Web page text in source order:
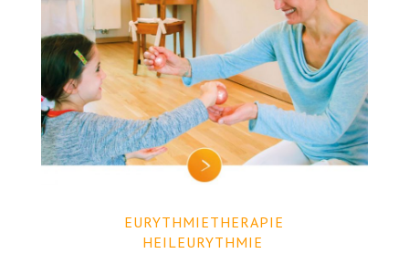
EURYTHMIETHERAPIE
HEILEURYTHMIE